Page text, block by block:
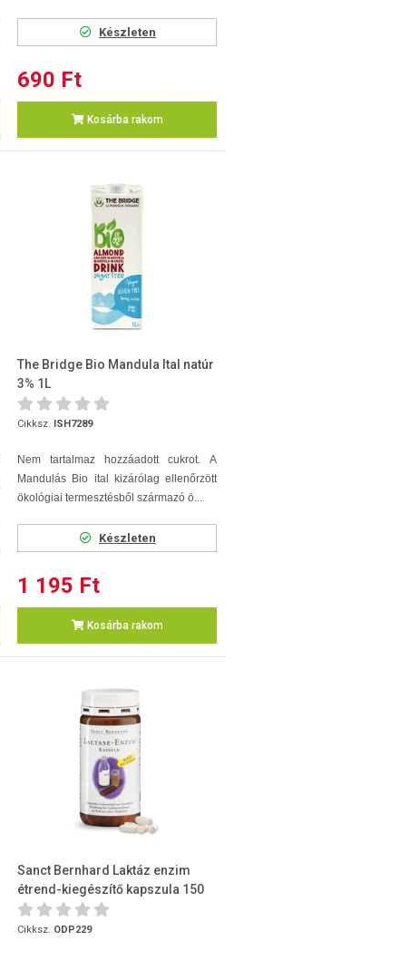
Készleten
690 Ft
Kosárba rakom
The Bridge Bio Mandula Ital natúr
3% 1L
Cikksz. ISH7289
Nem tartalmaz hozzáadott cukrot. A
Mandulás Bio ital kizárólag ellenőrzött
ökológiai termesztésből származó ö...
Készleten
1 195 Ft
Kosárba rakom
Sanct Bernhard Laktáz enzim
étrend-kiegészítő kapszula 150
db
Cikksz. ODP229